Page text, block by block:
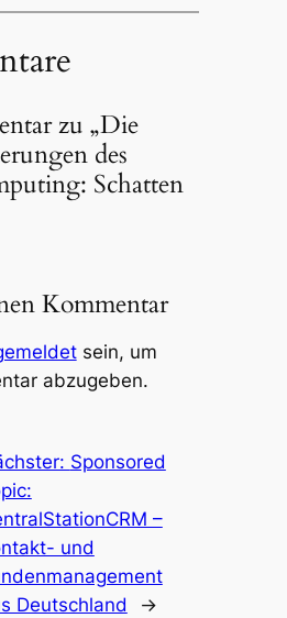
zu „Die
des
Schatten
Kommentar
sein, um
abzugeben.
Sponsored
–
und
Deutschland
→